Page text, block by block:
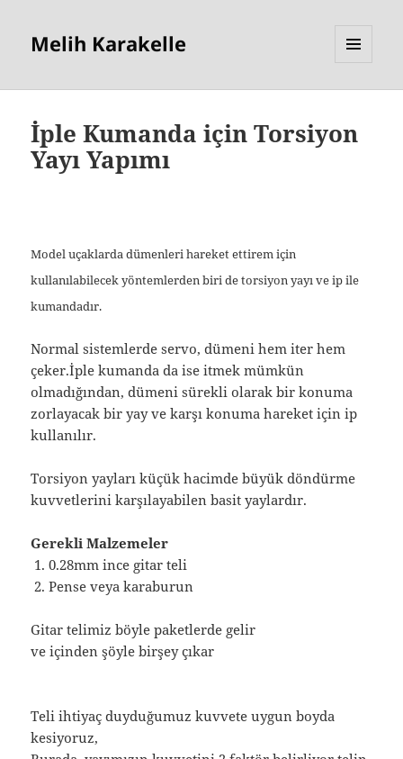
Melih Karakelle
İple Kumanda için Torsiyon
Yayı Yapımı
Model uçaklarda dümenleri hareket ettirem için
kullanılabilecek yöntemlerden biri de torsiyon yayı ve ip ile
kumandadır.
Normal sistemlerde servo, dümeni hem iter hem
çeker.İple kumanda da ise itmek mümkün
olmadığından, dümeni sürekli olarak bir konuma
zorlayacak bir yay ve karşı konuma hareket için ip
kullanılır.
Torsiyon yayları küçük hacimde büyük döndürme
kuvvetlerini karşılayabilen basit yaylardır.
Gerekli Malzemeler
0.28mm ince gitar teli
Pense veya karaburun
Gitar telimiz böyle paketlerde gelir
ve içinden şöyle birşey çıkar
Teli ihtiyaç duyduğumuz kuvvete uygun boyda
kesiyoruz,